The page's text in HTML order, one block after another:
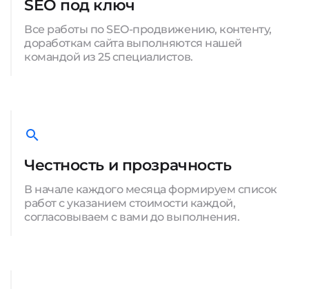
SEO под ключ
Все работы по SEO-продвижению, контенту,
доработкам сайта выполняются нашей
командой из 25 специалистов.
Честность и прозрачность
В начале каждого месяца формируем список
работ с указанием стоимости каждой,
согласовываем с вами до выполнения.